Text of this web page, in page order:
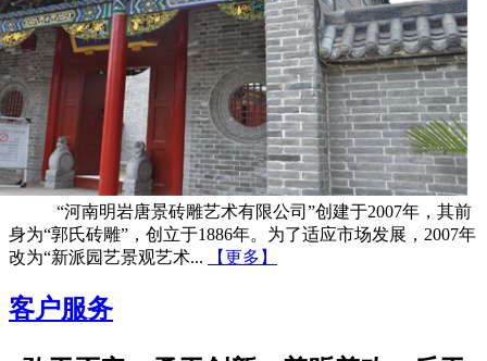
“河南明岩唐景砖雕艺术有限公司”创建于2007年，其前
身为“郭氏砖雕”，创立于1886年。为了适应市场发展，2007年
改为“新派园艺景观艺术...
【更多】
客户服务